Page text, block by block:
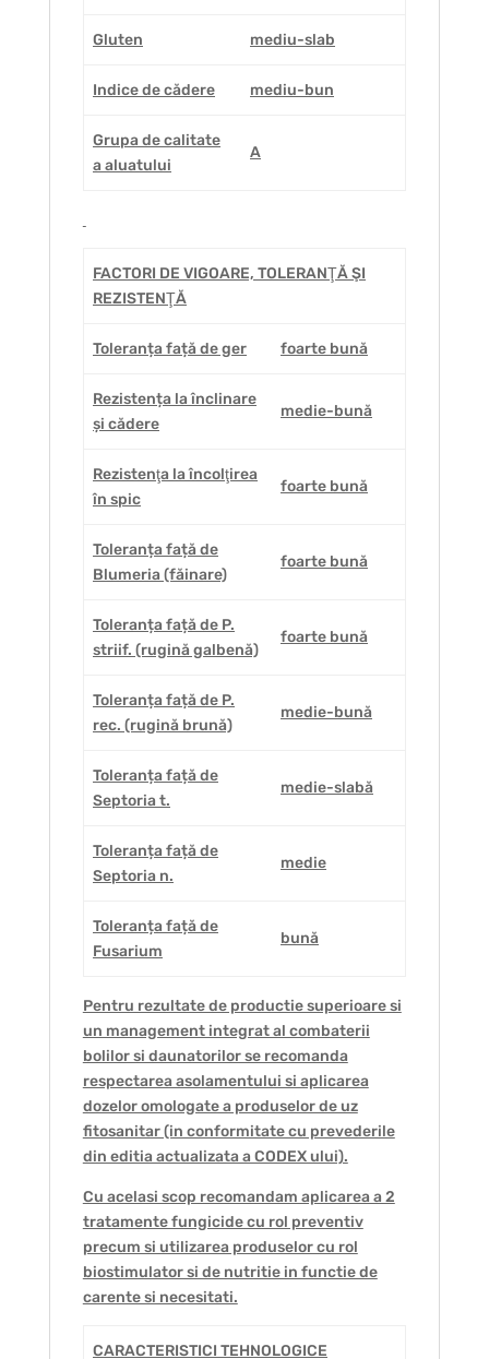
Gluten mediu-slab
Indice de cădere mediu-bun
Grupa de calitate
a aluatului
A
FACTORI DE VIGOARE, TOLERANŢĂ ŞI
REZISTENŢĂ
Toleranța față de ger foarte bună
Rezistența la înclinare
și cădere
medie-bună
Rezistenţa la încolţirea
în spic
foarte bună
Toleranța față de
Blumeria (făinare)
foarte bună
Toleranța față de P.
striif. (rugină galbenă)
foarte bună
Toleranța față de P.
rec. (rugină brună)
medie-bună
Toleranța față de
Septoria t.
medie-slabă
Toleranța față de
Septoria n.
medie
Toleranța față de
Fusarium
bună
Pentru rezultate de productie superioare si
un management integrat al combaterii
bolilor si daunatorilor se recomanda
respectarea asolamentului si aplicarea
dozelor omologate a produselor de uz
fitosanitar (in conformitate cu prevederile
din editia actualizata a CODEX ului).
Cu acelasi scop recomandam aplicarea a 2
tratamente fungicide cu rol preventiv
precum si utilizarea produselor cu rol
biostimulator si de nutritie in functie de
carente si necesitati.
CARACTERISTICI TEHNOLOGICE